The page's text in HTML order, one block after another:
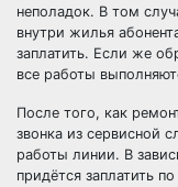
неполадок. В том
внутри жилья
заплатить. Если же
все работы
После того, как
звонка из сервисной
работы линии. В
придётся заплатить